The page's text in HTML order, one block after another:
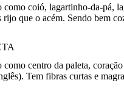
como coió, lagartinho-da-pá,
rijo que o acém. Sendo bem
centro da paleta,
Tem fibras curtas e